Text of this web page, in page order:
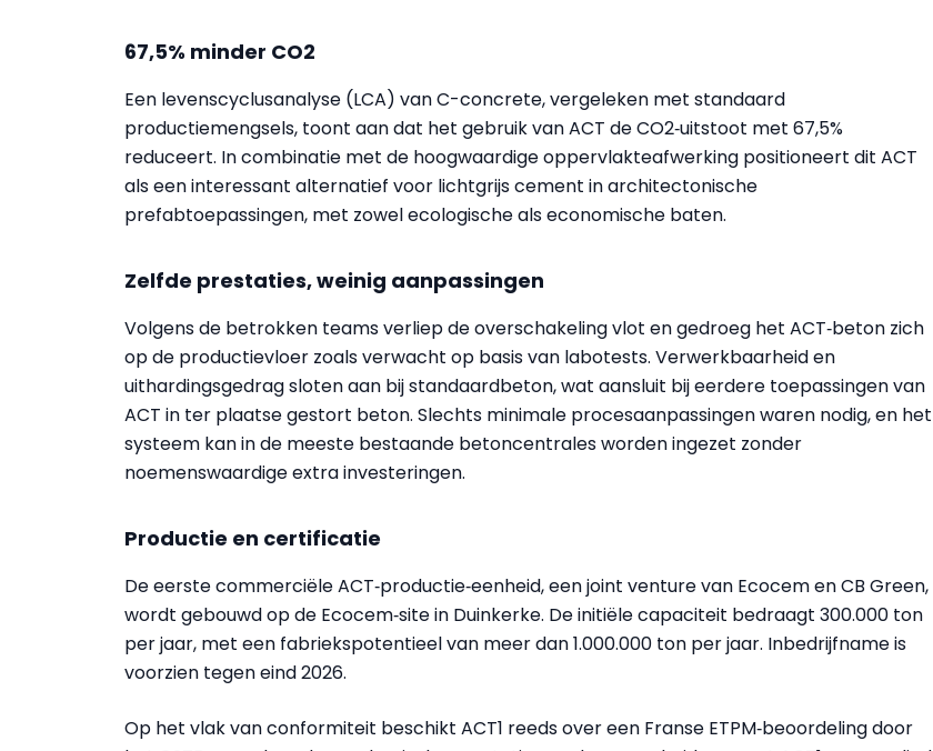
67,5% minder CO2
Een levenscyclusanalyse (LCA) van C-concrete, vergeleken met standaard
productiemengsels, toont aan dat het gebruik van ACT de CO2‑uitstoot met 67,5%
reduceert. In combinatie met de hoogwaardige oppervlakteafwerking positioneert dit ACT
als een interessant alternatief voor lichtgrijs cement in architectonische
prefabtoepassingen, met zowel ecologische als economische baten.
Zelfde prestaties, weinig aanpassingen
Volgens de betrokken teams verliep de overschakeling vlot en gedroeg het ACT‑beton zich
op de productievloer zoals verwacht op basis van labotests. Verwerkbaarheid en
uithardingsgedrag sloten aan bij standaardbeton, wat aansluit bij eerdere toepassingen van
ACT in ter plaatse gestort beton. Slechts minimale procesaanpassingen waren nodig, en het
systeem kan in de meeste bestaande betoncentrales worden ingezet zonder
noemenswaardige extra investeringen.
Productie en certificatie
De eerste commerciële ACT‑productie‑eenheid, een joint venture van Ecocem en CB Green,
wordt gebouwd op de Ecocem‑site in Duinkerke. De initiële capaciteit bedraagt 300.000 ton
per jaar, met een fabriekspotentieel van meer dan 1.000.000 ton per jaar. Inbedrijfname is
voorzien tegen eind 2026.
Op het vlak van conformiteit beschikt ACT1 reeds over een Franse ETPM‑beoordeling door